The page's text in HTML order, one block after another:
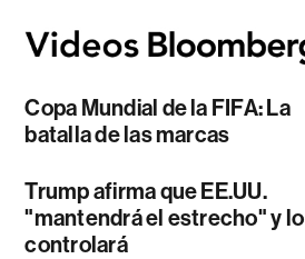
Copa Mundial de la FIFA: La
batalla de las marcas
Trump afirma que EE.UU.
"mantendrá el estrecho" y lo
controlará